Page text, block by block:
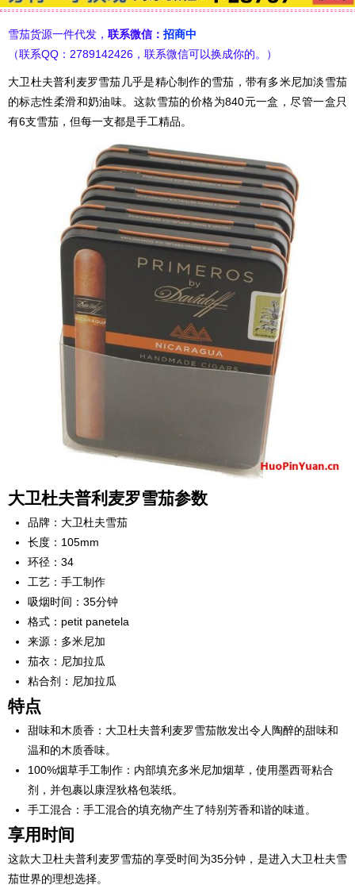
雪茄货源一件代发， 联系微信： 招商中
（联系QQ：2789142426，联系微信可以换成你的。）
大卫杜夫普利麦罗雪茄几乎是精心制作的雪茄，带有多米尼加淡雪茄
的标志性柔滑和奶油味。这款雪茄的价格为840元一盒，尽管一盒只
有6支雪茄，但每一支都是手工精品。
大卫杜夫普利麦罗雪茄参数
品牌：大卫杜夫雪茄
长度：105mm
环径：34
工艺：手工制作
吸烟时间：35分钟
格式：petit panetela
来源：多米尼加
茄衣：尼加拉瓜
粘合剂：尼加拉瓜
特点
甜味和木质香：大卫杜夫普利麦罗雪茄散发出令人陶醉的甜味和
温和的木质香味。
100%烟草手工制作：内部填充多米尼加烟草，使用墨西哥粘合
剂，并包裹以康涅狄格包装纸。
手工混合：手工混合的填充物产生了特别芳香和谐的味道。
享用时间
这款大卫杜夫普利麦罗雪茄的享受时间为35分钟，是进入大卫杜夫雪
茄世界的理想选择。